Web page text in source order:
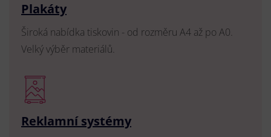
Plakáty
Široká nabídka tiskovin - od rozměru A4 až po A0.
Velký výběr materiálů.
Reklamní systémy